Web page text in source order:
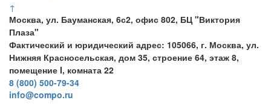
↑
Москва, ул. Бауманская, 6с2, офис 802, БЦ "Виктория
Плаза"
Фактический и юридический адрес: 105066, г. Москва, ул.
Нижняя Красносельская, дом 35, строение 64, этаж 8,
помещение I, комната 22
8 (800) 500-79-34
info@compo.ru